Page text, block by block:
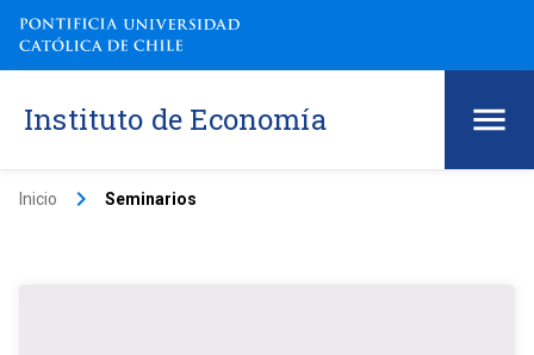
Instituto de Economía
Inicio keyboard_arrow_right Seminarios